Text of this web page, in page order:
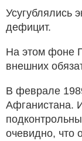
Усугублялись
дефицит.
На этом фоне
внешних
В феврале
Афганистана.
очевидно, что